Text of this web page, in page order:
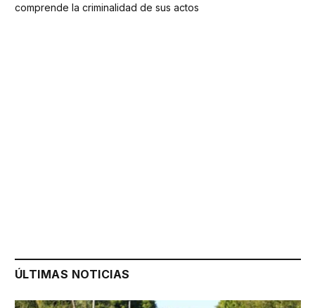
comprende la criminalidad de sus actos
ÚLTIMAS NOTICIAS